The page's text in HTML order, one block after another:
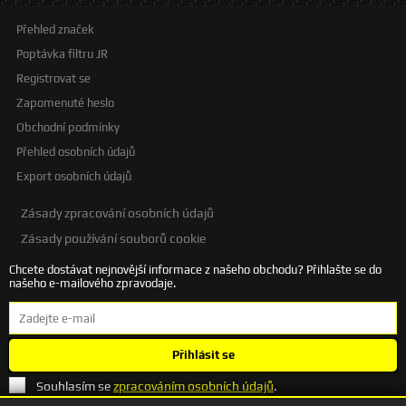
Přehled značek
Poptávka filtru JR
Registrovat se
Zapomenuté heslo
Obchodní podmínky
Přehled osobních údajů
Export osobních údajů
Zásady zpracování osobních údajů
Zásady používání souborů cookie
Chcete dostávat nejnovější informace z našeho obchodu? Přihlašte se do
našeho e-mailového zpravodaje.
Přihlásit se
Souhlasím sezpracováním osobních údajů.